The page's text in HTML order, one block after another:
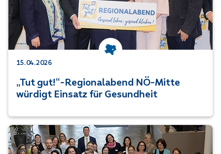
Kategorie: Niederösterreich
15.04.2026
„Tut gut!“-Regionalabend NÖ-Mitte
würdigt Einsatz für Gesundheit